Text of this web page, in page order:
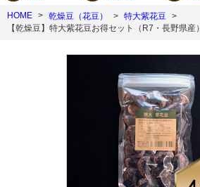
HOME 乾燥豆（花豆）
特大紫花豆
【乾燥豆】特大紫花豆お得セット（R7・長野県産）